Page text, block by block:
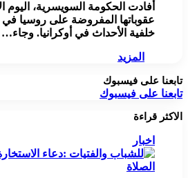
أفادت الحكومة السويسرية، اليوم
عقوباتها المفروضة على روسيا في
خلفية الأحداث في أوكرانيا. وجاء…
المزيد
تابعنا على فيسبوك
تابعنا على فيسبوك
الاكثر قراءة
اخبار